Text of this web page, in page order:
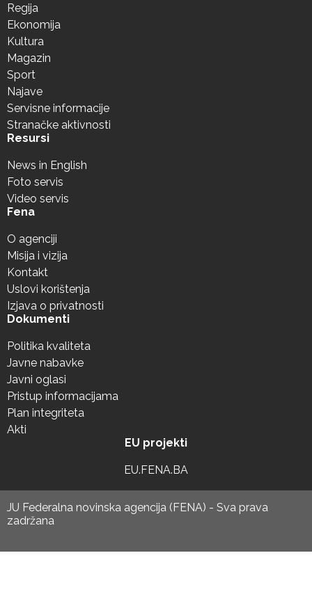
Regija
Ekonomija
Kultura
Magazin
Sport
Najave
Servisne informacije
Stranačke aktivnosti
Resursi
News in English
Foto servis
Video servis
Fena
O agenciji
Misija i vizija
Kontakt
Uslovi korištenja
Izjava o privatnosti
Dokumenti
Politika kvaliteta
Javne nabavke
Javni oglasi
Pristup informacijama
Plan integriteta
Akti
EU projekti
EU.FENA.BA
JU Federalna novinska agencija (FENA) - Sva prava
zadržana